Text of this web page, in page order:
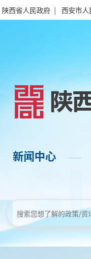
陕西省人民政府 | 西安市
新闻中心 ——